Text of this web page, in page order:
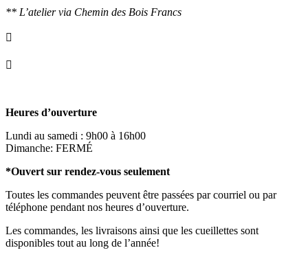
** L’atelier via Chemin des Bois Francs


Heures d’ouverture
Lundi au samedi : 9h00 à 16h00
Dimanche: FERMÉ
*Ouvert sur rendez-vous seulement
Toutes les commandes peuvent être passées par courriel ou par
téléphone pendant nos heures d’ouverture.
Les commandes, les livraisons ainsi que les cueillettes sont
disponibles tout au long de l’année!